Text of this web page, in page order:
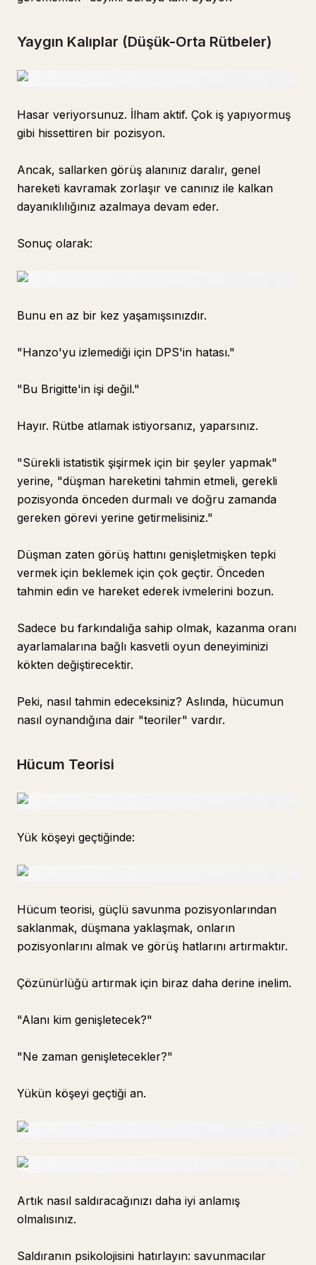
Yaygın Kalıplar (Düşük-Orta Rütbeler)
Hasar veriyorsunuz. İlham aktif. Çok iş yapıyormuş
gibi hissettiren bir pozisyon.
Ancak, sallarken görüş alanınız daralır, genel
hareketi kavramak zorlaşır ve canınız ile kalkan
dayanıklılığınız azalmaya devam eder.
Sonuç olarak:
Bunu en az bir kez yaşamışsınızdır.
"Hanzo'yu izlemediği için DPS'in hatası."
"Bu Brigitte'in işi değil."
Hayır. Rütbe atlamak istiyorsanız, yaparsınız.
"Sürekli istatistik şişirmek için bir şeyler yapmak"
yerine, "düşman hareketini tahmin etmeli, gerekli
pozisyonda önceden durmalı ve doğru zamanda
gereken görevi yerine getirmelisiniz."
Düşman zaten görüş hattını genişletmişken tepki
vermek için beklemek için çok geçtir. Önceden
tahmin edin ve hareket ederek ivmelerini bozun.
Sadece bu farkındalığa sahip olmak, kazanma oranı
ayarlamalarına bağlı kasvetli oyun deneyiminizi
kökten değiştirecektir.
Peki, nasıl tahmin edeceksiniz? Aslında, hücumun
nasıl oynandığına dair "teoriler" vardır.
Hücum Teorisi
Yük köşeyi geçtiğinde:
Hücum teorisi, güçlü savunma pozisyonlarından
saklanmak, düşmana yaklaşmak, onların
pozisyonlarını almak ve görüş hatlarını artırmaktır.
Çözünürlüğü artırmak için biraz daha derine inelim.
"Alanı kim genişletecek?"
"Ne zaman genişletecekler?"
Yükün köşeyi geçtiği an.
Artık nasıl saldıracağınızı daha iyi anlamış
olmalısınız.
Saldıranın psikolojisini hatırlayın: savunmacılar